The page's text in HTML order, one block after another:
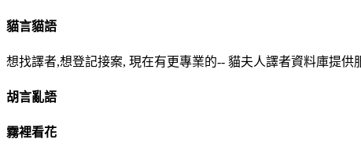
貓言貓語
想找譯者,想登記接案, 現在有更專業的-- 貓夫人譯者資料庫提供服
胡言亂語
霧裡看花